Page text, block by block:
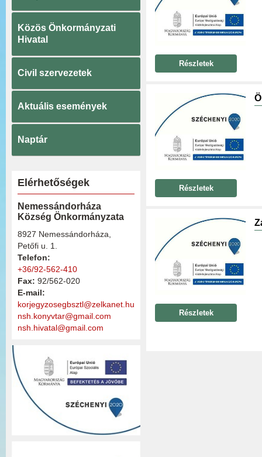
Közös Önkormányzati
Hivatal
Civil szervezetek
Aktuális események
Naptár
Elérhetőségek
Nemessándorháza
Község Önkormányzata
8927 Nemessándorháza,
Petőfi u. 1.
Telefon:
+36/92-562-410
Fax: 92/562-020
E-mail:
korjegyzosegbsztl@zelkanet.hu
nsh.konyvtar@gmail.com
nsh.hivatal@gmail.com
Részletek
Részletek
Részletek